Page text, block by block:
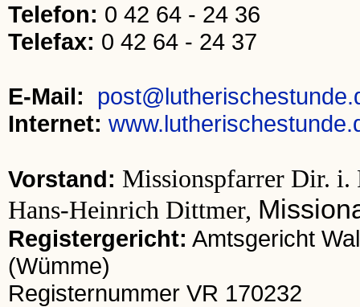
Telefon: 0 42 64 - 24 36
Telefax: 0 42 64 - 24 37
E-Mail:
Internet:
Vorstand: Missionspfarrer Dir. i.
Hans-Heinrich Dittmer,
Registergericht: Amtsgericht
(Wümme)
Registernummer VR 170232